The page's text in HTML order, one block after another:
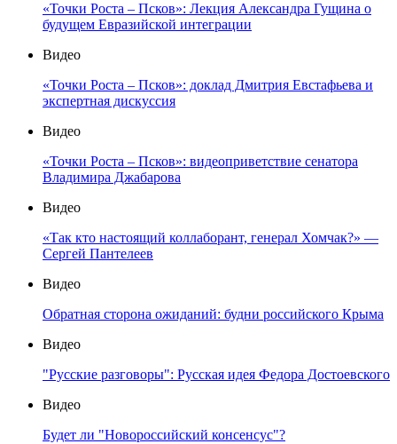
«Точки Роста – Псков»: Лекция Александра Гущина о
будущем Евразийской интеграции
Видео
«Точки Роста – Псков»: доклад Дмитрия Евстафьева и
экспертная дискуссия
Видео
«Точки Роста – Псков»: видеоприветствие сенатора
Владимира Джабарова
Видео
«Так кто настоящий коллаборант, генерал Хомчак?» —
Сергей Пантелеев
Видео
Обратная сторона ожиданий: будни российского Крыма
Видео
"Русские разговоры": Русская идея Федора Достоевского
Видео
Будет ли "Новороссийский консенсус"?